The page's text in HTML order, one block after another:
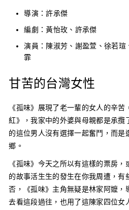
導演：許承傑
編劇：黃怡玫、許承傑
演員：陳淑芳、謝盈萱、徐若瑄
霏
甘苦的台灣女性
《孤味》展現了老一輩的女人的辛苦
紅》
，我家中的外婆與母親都是承攬
的這位男人沒有選擇一起奮鬥，而是
鄉。
《孤味》今天之所以有這樣的票房
的故事活生生的發生在你我周遭，有
否，《孤味》主角無疑是林家阿嬤，
去看這段過往，也用了這陳家四位女